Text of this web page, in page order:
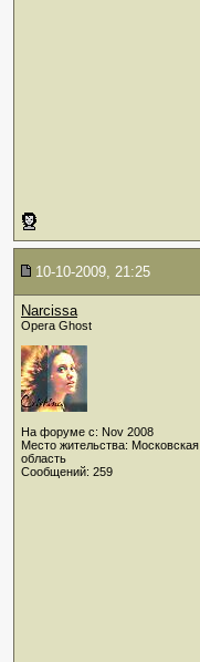
10-10-2009, 21:25
Narcissa
Opera Ghost
На форуме с: Nov 2008
Место жительства: Московская
область
Сообщений: 259